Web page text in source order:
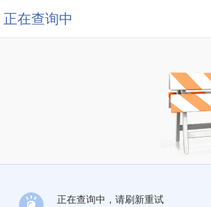
正在查询中
正在查询中，请刷新重试